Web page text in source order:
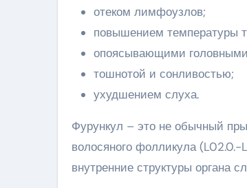
отеком лимфоузлов;
повышением температуры
опоясывающими
тошнотой и сонливостью;
ухудшением слуха.
Фурункул – это не обычный
волосяного фолликула (L02.0.-
внутренние структуры органа